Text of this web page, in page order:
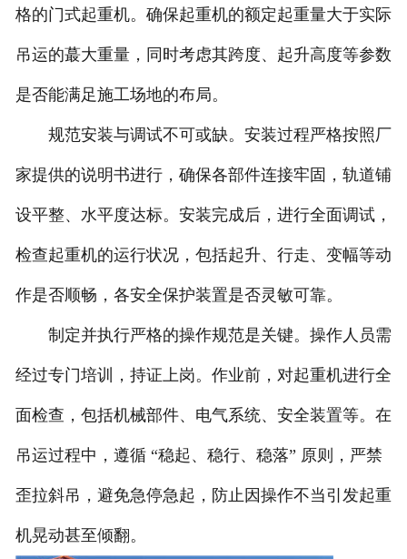
格的门式起重机。确保起重机的额定起重量大于实际
吊运的蕞大重量，同时考虑其跨度、起升高度等参数
是否能满足施工场地的布局。
规范安装与调试不可或缺。安装过程严格按照厂
家提供的说明书进行，确保各部件连接牢固，轨道铺
设平整、水平度达标。安装完成后，进行全面调试，
检查起重机的运行状况，包括起升、行走、变幅等动
作是否顺畅，各安全保护装置是否灵敏可靠。
制定并执行严格的操作规范是关键。操作人员需
经过专门培训，持证上岗。作业前，对起重机进行全
面检查，包括机械部件、电气系统、安全装置等。在
吊运过程中，遵循 “稳起、稳行、稳落” 原则，严禁
歪拉斜吊，避免急停急起，防止因操作不当引发起重
机晃动甚至倾翻。